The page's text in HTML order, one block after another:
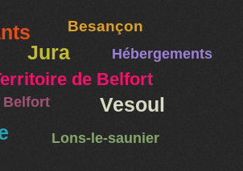
Besançon
Jura Hébergements
de Belfort
Belfort
Vesoul
Lons-le-saunier